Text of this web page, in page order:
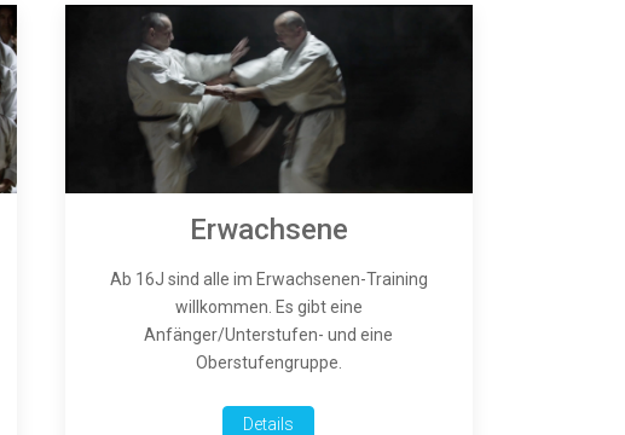
Erwachsene
Ab 16J sind alle im Erwachsenen-Training
willkommen. Es gibt eine
Anfänger/Unterstufen- und eine
Oberstufengruppe.
Details